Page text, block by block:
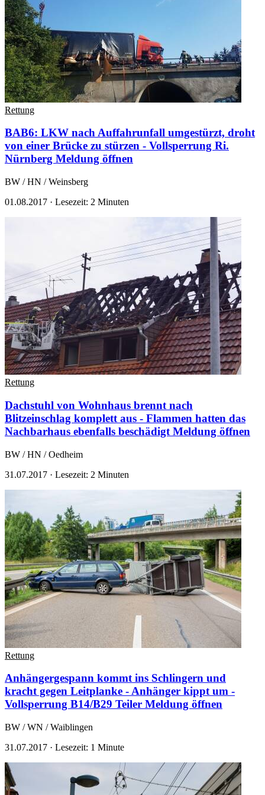
Rettung
BAB6: LKW nach Auffahrunfall umgestürzt, droht
von einer Brücke zu stürzen - Vollsperrung Ri.
Nürnberg Meldung öffnen
BW / HN / Weinsberg
01.08.2017 · Lesezeit: 2 Minuten
Rettung
Dachstuhl von Wohnhaus brennt nach
Blitzeinschlag komplett aus - Flammen hatten das
Nachbarhaus ebenfalls beschädigt Meldung öffnen
BW / HN / Oedheim
31.07.2017 · Lesezeit: 2 Minuten
Rettung
Anhängergespann kommt ins Schlingern und
kracht gegen Leitplanke - Anhänger kippt um -
Vollsperrung B14/B29 Teiler Meldung öffnen
BW / WN / Waiblingen
31.07.2017 · Lesezeit: 1 Minute